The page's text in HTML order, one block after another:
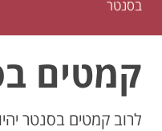
בסנטר
קמטים
לרוב קמטים בסנטר